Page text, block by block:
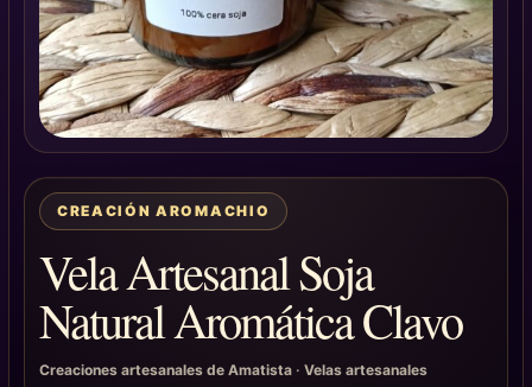
CREACIÓN AROMACHIO
Vela Artesanal Soja
Natural Aromática Clavo
Creaciones artesanales de Amatista · Velas artesanales